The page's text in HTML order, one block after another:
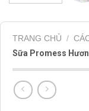
TRANG CHỦ /
Sữa Promess